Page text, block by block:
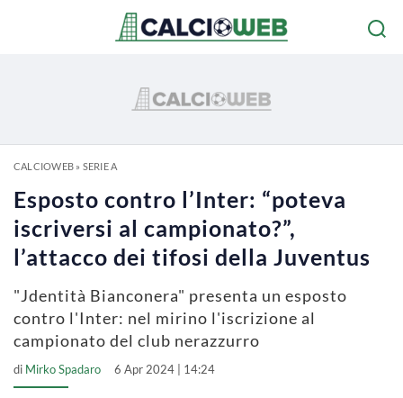
CALCIOWEB» SERIE A
Esposto contro l’Inter: “poteva
iscriversi al campionato?”,
l’attacco dei tifosi della Juventus
"Jdentità Bianconera" presenta un esposto
contro l'Inter: nel mirino l'iscrizione al
campionato del club nerazzurro
di Mirko Spadaro 6 Apr 2024 | 14:24